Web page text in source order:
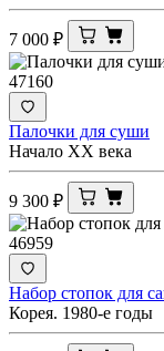
7 000 ₽
47160
Палочки для суши
Начало XX века
9 300 ₽
46959
Набор стопок для
Корея. 1980-е годы